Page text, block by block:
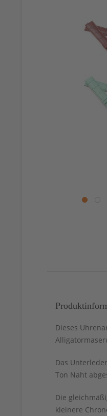
Dieses
Das
Ton Naht
Die
kleinere